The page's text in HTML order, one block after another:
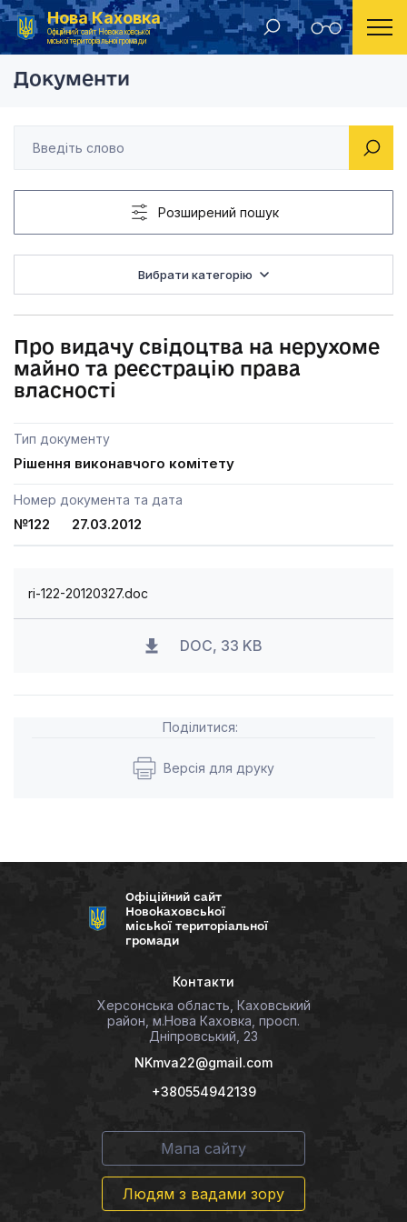
Нова Каховка
Офіційний сайт Новокаховської
міської територіальної громади
Головна Рішення виконавчого комітету Новокаховської міської ради 2012 року Про видачу
Документи
Розширений пошук
Вибрати категорію
Про видачу свідоцтва на нерухоме
майно та реєстрацію права
власності
Тип документу
Рішення виконавчого комітету
Номер документа та дата
№122 27.03.2012
ri-122-20120327.doc
DOC, 33 KB
Поділитися:
Версія для друку
Офіційний сайт
Новокаховської
міської територіальної
громади
Контакти
Херсонська область, Каховський
район, м.Нова Каховка, просп.
Дніпровський, 23
NKmva22@gmail.com
+380554942139
Мапа сайту
Людям з вадами зору